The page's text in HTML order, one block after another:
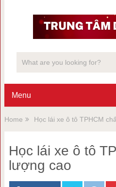
Menu
Home Học lái xe ô tô TPHCM
Học lái xe ô tô
lượng cao